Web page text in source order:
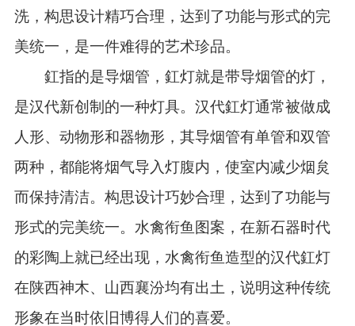
洗，构思设计精巧合理，达到了功能与形式的完
美统一，是一件难得的艺术珍品。
釭指的是导烟管，釭灯就是带导烟管的灯，
是汉代新创制的一种灯具。汉代釭灯通常被做成
人形、动物形和器物形，其导烟管有单管和双管
两种，都能将烟气导入灯腹内，使室内减少烟炱
而保持清洁。构思设计巧妙合理，达到了功能与
形式的完美统一。水禽衔鱼图案，在新石器时代
的彩陶上就已经出现，水禽衔鱼造型的汉代釭灯
在陕西神木、山西襄汾均有出土，说明这种传统
形象在当时依旧博得人们的喜爱。